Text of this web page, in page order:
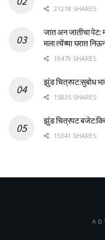
21218 SHARES
जात अन जातीचा पेट:
मला त्येंच्या घरात
19479 SHARES
झुंड चित्रपट:सुबोध
15835 SHARES
झुंड चित्रपट
15341 SHARES